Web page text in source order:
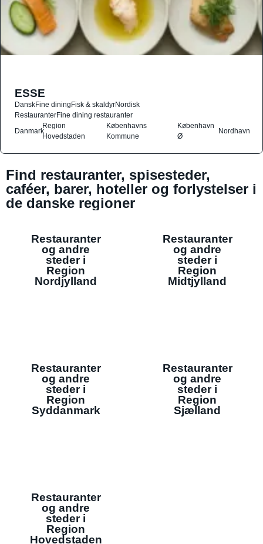
ESSE
DanskFine diningFisk & skaldyrNordisk
RestauranterFine dining restauranter
Danmark
Region
Hovedstaden
Københavns
Kommune
København
Ø
Nordhavn
Find restauranter, spisesteder,
caféer, barer, hoteller og forlystelser i
de danske regioner
Restauranter
og andre
steder i
Region
Nordjylland
Restauranter
og andre
steder i
Region
Midtjylland
Restauranter
og andre
steder i
Region
Syddanmark
Restauranter
og andre
steder i
Region
Sjælland
Restauranter
og andre
steder i
Region
Hovedstaden